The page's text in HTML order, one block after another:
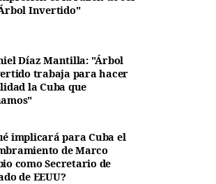
Invertido"
Díaz Mantilla: "Árbol
trabaja para hacer
la Cuba que
implicará para Cuba el
de Marco
como Secretario de
de EEUU?